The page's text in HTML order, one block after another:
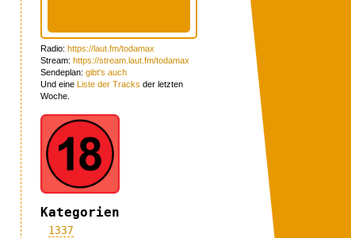
Radio: https://laut.fm/todamax
Stream: https://stream.laut.fm/todamax
Sendeplan: gibt's auch
Und eine Liste der Tracks der letzten
Woche.
Kategorien
1337